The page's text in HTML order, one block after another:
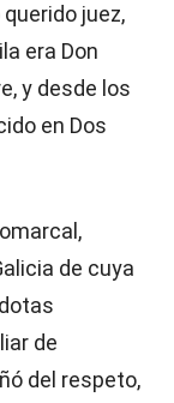
juez,
era Don
y desde los
en Dos
de cuya
de
del respeto,